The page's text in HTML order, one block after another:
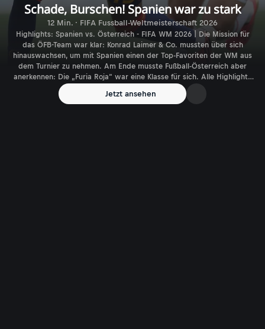
Schade, Burschen! Spanien war zu stark
12 Min. · FIFA Fussball-Weltmeisterschaft 2026
Highlights: Spanien vs. Österreich - FIFA WM 2026 | Die Mission für
das ÖFB-Team war klar: Konrad Laimer & Co. mussten über sich
hinauswachsen, um mit Spanien einen der Top-Favoriten der WM aus
dem Turnier zu nehmen. Am Ende musste Fußball-Österreich aber
anerkennen: Die „Furia Roja“ war eine Klasse für sich. Alle Highlights
Jetzt ansehen